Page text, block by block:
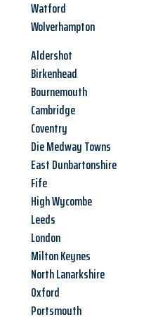
Watford
Wolverhampton
Aldershot
Birkenhead
Bournemouth
Cambridge
Coventry
Die Medway Towns
East Dunbartonshire
Fife
High Wycombe
Leeds
London
Milton Keynes
North Lanarkshire
Oxford
Portsmouth